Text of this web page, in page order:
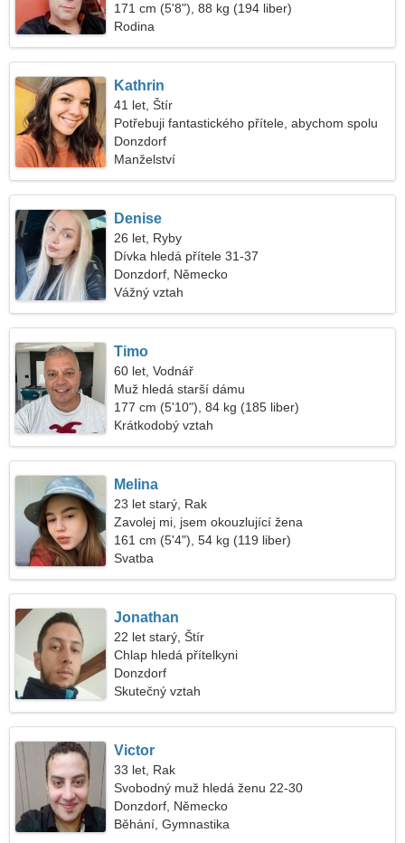
171 cm (5'8"), 88 kg (194 liber)
Rodina
Kathrin
41 let, Štír
Potřebuji fantastického přítele, abychom spolu
tančili
Donzdorf
Manželství
Denise
26 let, Ryby
Dívka hledá přítele 31-37
Donzdorf, Německo
Vážný vztah
Timo
60 let, Vodnář
Muž hledá starší dámu
177 cm (5'10"), 84 kg (185 liber)
Krátkodobý vztah
Melina
23 let starý, Rak
Zavolej mi, jsem okouzlující žena
161 cm (5'4"), 54 kg (119 liber)
Svatba
Jonathan
22 let starý, Štír
Chlap hledá přítelkyni
Donzdorf
Skutečný vztah
Victor
33 let, Rak
Svobodný muž hledá ženu 22-30
Donzdorf, Německo
Běhání, Gymnastika